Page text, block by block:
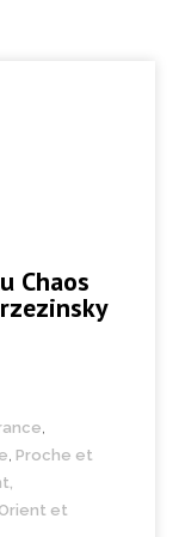
Chaos
Proche et
et